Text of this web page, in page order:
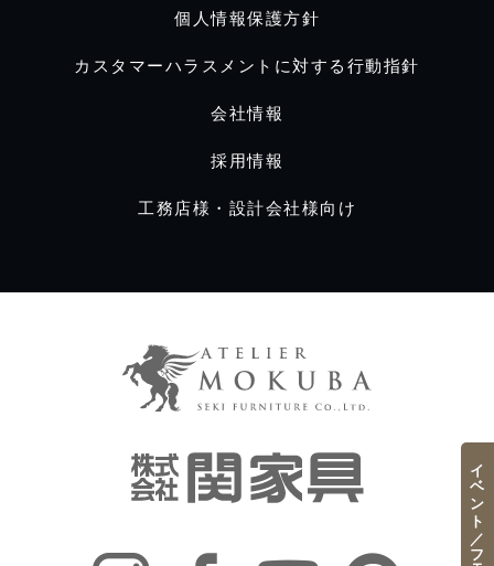
個人情報保護方針
カスタマーハラスメントに対する行動指針
会社情報
採用情報
工務店様・設計会社様向け
イベント／フェア